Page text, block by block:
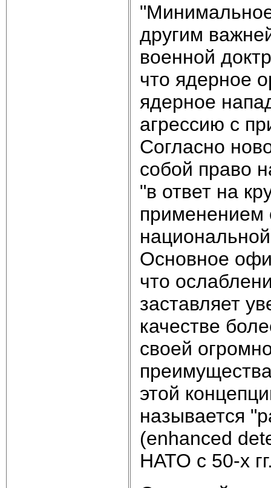
другим
военной
что ядерное
ядерное
агрессию с
Согласно
собой право
"в ответ на
применением
Основное
что
заставляет
качестве
своей
этой
называется
(enhanced
НАТО с 50-х